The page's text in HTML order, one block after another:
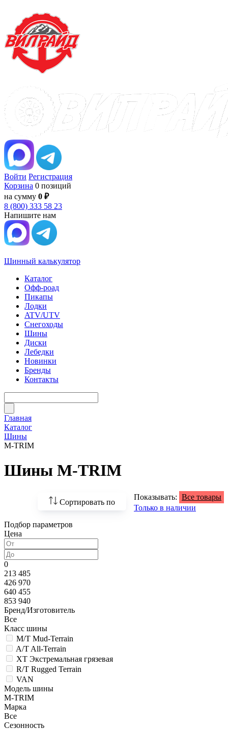
Войти Регистрация
Корзина 0 позиций
на сумму 0 ₽
8 (800) 333 58 23
Напишите нам
Шинный калькулятор
Каталог
Офф-роад
Пикапы
Лодки
ATV/UTV
Снегоходы
Шины
Диски
Лебедки
Новинки
Бренды
Контакты
Главная
Каталог
Шины
M-TRIM
Шины M-TRIM
Сортировать по
По возрастанию
По популярности
Показывать: Все товары
Только в наличии
Подбор параметров
Цена
0
213 485
426 970
640 455
853 940
Бренд/Изготовитель
Все
Класс шины
M/T Mud-Terrain
A/T All-Terrain
XT Экстремальная грязевая
R/T Rugged Terrain
VAN
Модель шины
M-TRIM
Марка
Все
Сезонность